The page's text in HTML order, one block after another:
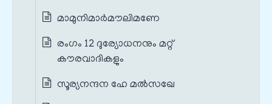
മാമുനിമാർമൗലിമണേ
രംഗം 12 ദുര്യോധനനും മറ്റ്
കൗരവാദികളും
സൂര്യനന്ദന ഹേ മൽസഖേ